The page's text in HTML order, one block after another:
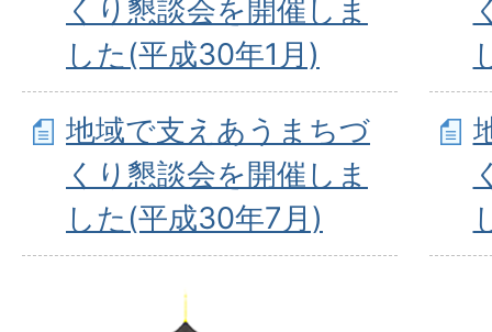
くり懇談会を開催しま
した(平成30年1月)
地域で支えあうまちづ
くり懇談会を開催しま
した(平成30年7月)